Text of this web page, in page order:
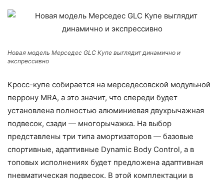
Новая модель Мерседес GLC Купе выглядит динамично и
экспрессивно
Кросс-купе собирается на мерседесовской модульной
перрону МRА, а это значит, что спереди будет
установлена полностью алюминиевая двухрычажная
подвесок, сзади — многорычажка. На выбор
представлены три типа амортизаторов — базовые
спортивные, адаптивные Dynamic Body Control, а в
топовых исполнениях будет предложена адаптивная
пневматическая подвесок. В этой комплектации в